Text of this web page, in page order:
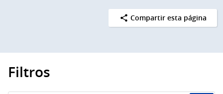
Compartir esta página
Filtros